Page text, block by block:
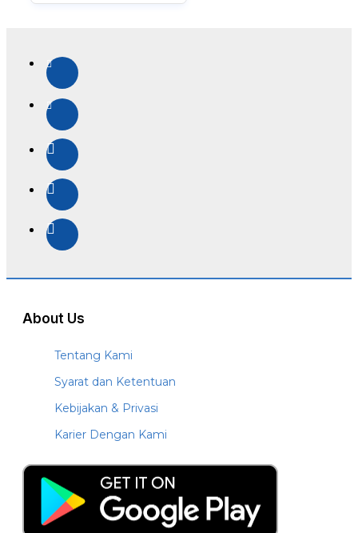
About Us
Tentang Kami
Syarat dan Ketentuan
Kebijakan & Privasi
Karier Dengan Kami